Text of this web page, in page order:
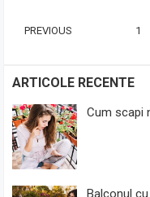
PAGINAȚIE
PREVIOUS 1
ARTICOLE RECENTE
Cum scapi
Balconul